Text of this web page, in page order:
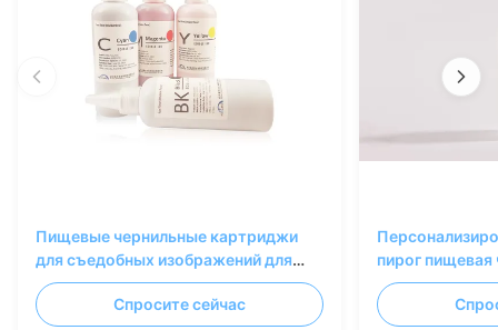
Пищевые чернильные картриджи
для съедобных изображений для
выпечки и кондитерских изделий
Спросите сейчас
пирог пищевая
бумага циан